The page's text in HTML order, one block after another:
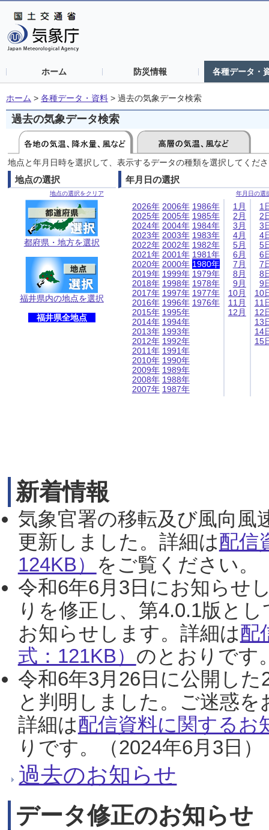
ホーム 防災情報 各種データ・
ホーム > 各種データ・資料 > 過去の気象データ検索
過去の気象データ検索
地点と年月日時を選択して、表示するデータの種類を選択してくだ
地点の選択
地点の選択をクリア
都府県・地方を選択
福井県内の地点を選択
福井県全地点
年月日の選択
年月日の選
2026年
2025年
2024年
2023年
2022年
2021年
2020年
2019年
2018年
2017年
2016年
2015年
2014年
2013年
2012年
2011年
2010年
2009年
2008年
2007年
2006年
2005年
2004年
2003年
2002年
2001年
2000年
1999年
1998年
1997年
1996年
1995年
1994年
1993年
1992年
1991年
1990年
1989年
1988年
1987年
1986年
1985年
1984年
1983年
1982年
1981年
1980年
1979年
1978年
1977年
1976年
1月
2月
3月
4月
5月
6月
7月
8月
9月
10月
11月
12月
1
2
3
4
5
6
7
8
9
10
11
12
13
14
15
新着情報
気象官署の移転及び風向風
更新しました。詳細は配信
124KB） をご覧ください。
令和6年6月3日にお知らせ
りを修正し、第4.0.1版と
お知らせします。詳細は配
式：121KB） のとおりです
令和6年3月26日に公開し
と判明しました。ご迷惑
詳細は配信資料に関するお
りです。（2024年6月3日）
過去のお知らせ
データ修正のお知らせ